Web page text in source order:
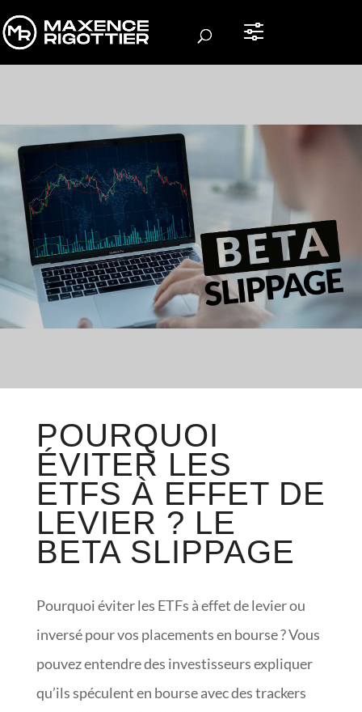
POURQUOI
ÉVITER LES
ETFS À EFFET DE
LEVIER ? LE
BETA SLIPPAGE
Pourquoi éviter les ETFs à effet de levier ou
inversé pour vos placements en bourse ? Vous
pouvez entendre des investisseurs expliquer
qu’ils spéculent en bourse avec des trackers